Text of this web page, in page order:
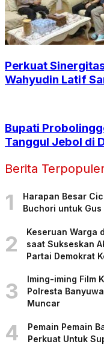
Perkuat
Wahyudin Latif
Bupati
Tanggul Jebol di
Berita
1
Harapan Besar
Buchori untuk
2
Keseruan Warga
saat Sukseskan
Partai Demokrat
3
Iming-iming Film
Polresta
Muncar
4
Pemain Pemain
Perkuat Untuk